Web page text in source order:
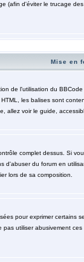
(afin d'éviter le trucage
Mise en
de l'utilisation du
les balises sont
allez voir le guide,
complet dessus. Si
d'abuser du forum en
lors de sa composition.
pour exprimer certains
utiliser abusivement